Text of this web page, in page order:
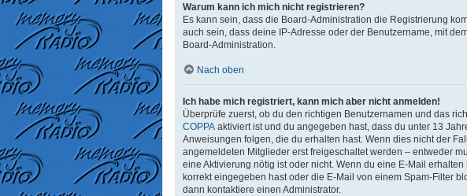
Warum kann ich mich nicht registrieren?
Es kann sein, dass die Board-Administration die Registrierung
auch sein, dass deine IP-Adresse oder der Benutzername, mit
Board-Administration.
Nach oben
Ich habe mich registriert, kann mich aber nicht anmelden!
Überprüfe zuerst, ob du den richtigen Benutzernamen und das
COPPA aktiviert ist und du angegeben hast, dass du unter 13
Anweisungen folgen, die du erhalten hast. Wenn dies nicht der
angemeldeten Mitglieder erst freigeschaltet werden – entweder
eine Aktivierung nötig ist oder nicht. Wenn du eine E-Mail
korrekt eingegeben hast oder die E-Mail von einem Spam-Filter
dann kontaktiere einen Administrator.